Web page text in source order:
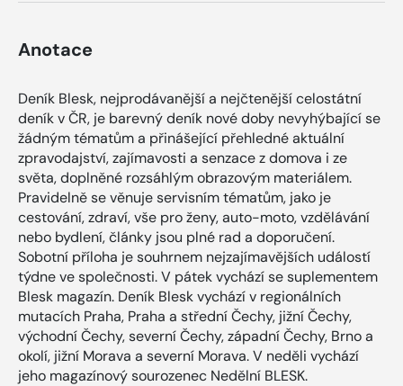
Anotace
Deník Blesk, nejprodávanější a nejčtenější celostátní
deník v ČR, je barevný deník nové doby nevyhýbající se
žádným tématům a přinášející přehledné aktuální
zpravodajství, zajímavosti a senzace z domova i ze
světa, doplněné rozsáhlým obrazovým materiálem.
Pravidelně se věnuje servisním tématům, jako je
cestování, zdraví, vše pro ženy, auto-moto, vzdělávání
nebo bydlení, články jsou plné rad a doporučení.
Sobotní příloha je souhrnem nejzajímavějších událostí
týdne ve společnosti. V pátek vychází se suplementem
Blesk magazín. Deník Blesk vychází v regionálních
mutacích Praha, Praha a střední Čechy, jižní Čechy,
východní Čechy, severní Čechy, západní Čechy, Brno a
okolí, jižní Morava a severní Morava. V neděli vychází
jeho magazínový sourozenec Nedělní BLESK.